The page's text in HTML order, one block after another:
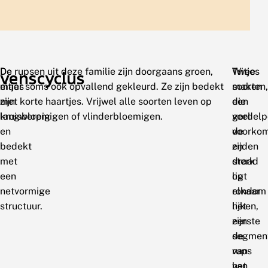
De
eitjes
zijn
langwerpig
en
bedekt
met
een
netvormige
structuur.
De rupsen uit deze familie zijn doorgaans groen,
maar soms ook opvallend gekleurd. Ze zijn bedekt
met korte haartjes. Vrijwel alle soorten leven op
kruisbloemigen of vlinderbloemigen.
Twee
soorten,
die
veel
en
sterk
op
elkaar
lijken,
zijn
de
rups
van
Witjes
maken
een
de
zijden
draad
ligt
rondom
het
eerste
van
het